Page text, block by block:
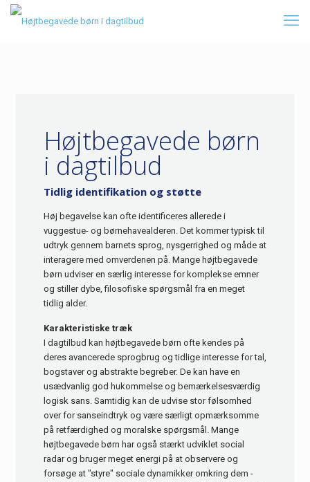
Højtbegavede børn
i dagtilbud
Tidlig identifikation og støtte
Høj begavelse kan ofte identificeres allerede i
vuggestue- og børnehavealderen. Det kommer typisk til
udtryk gennem barnets sprog, nysgerrighed og måde at
interagere med omverdenen på. Mange højtbegavede
børn udviser en særlig interesse for komplekse emner
og stiller dybe, filosofiske spørgsmål fra en meget
tidlig alder.
Karakteristiske træk
I dagtilbud kan højtbegavede børn ofte kendes på
deres avancerede sprogbrug og tidlige interesse for tal,
bogstaver og abstrakte begreber. De kan have en
usædvanlig god hukommelse og bemærkelsesværdig
logisk sans. Samtidig kan de udvise stor følsomhed
over for sanseindtryk og være særligt opmærksomme
på retfærdighed og moralske spørgsmål. Mange
højtbegavede børn har også stærkt udviklet social
radar og bruger meget energi på at observere og
forsøge at "styre" sociale dynamikker omkring dem -